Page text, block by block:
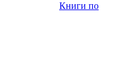
Книги по